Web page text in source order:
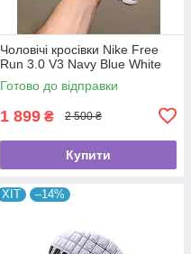
Чоловічі кросівки Nike Free
Run 3.0 V3 Navy Blue White
Готово до відправки
1 899 ₴ 2 500 ₴
Купити
ХІТ –14%